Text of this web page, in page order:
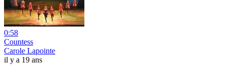
0:58
Countess
Carole Lapointe
il y a 19 ans